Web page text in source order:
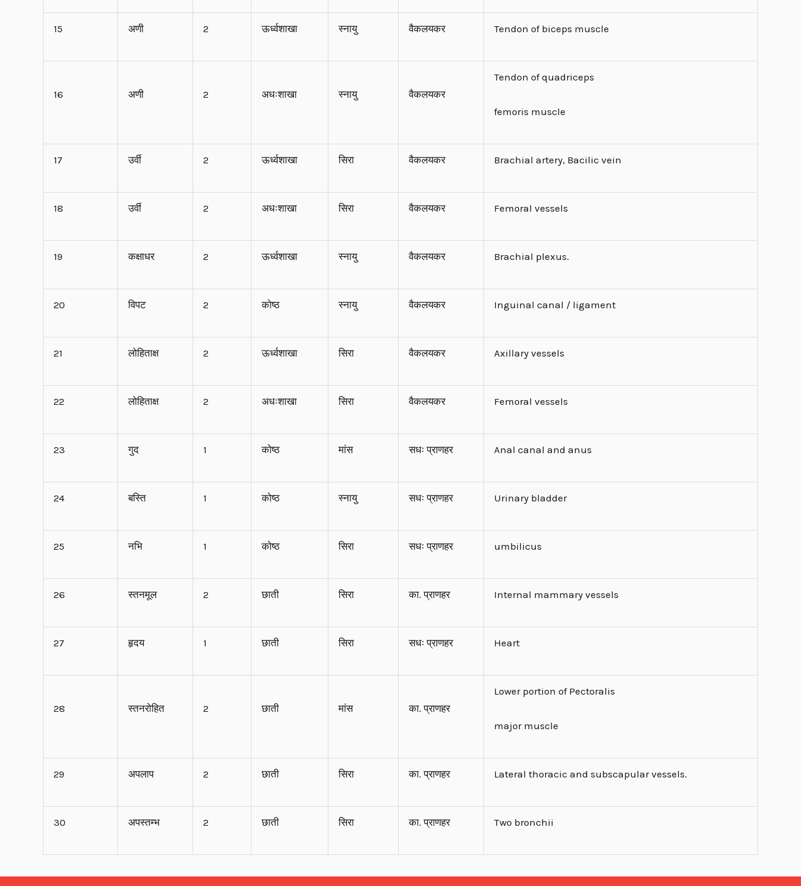
15 अणी 2 ऊर्ध्वशाखा स्नायु वैकलयकर Tendon of biceps muscle
16 अणी 2 अधःशाखा स्नायु वैकलयकर
Tendon of quadriceps
femoris muscle
17 उर्वी 2 ऊर्ध्वशाखा सिरा वैकलयकर Brachial artery, Bacilic vein
18 उर्वी 2 अधःशाखा सिरा वैकलयकर Femoral vessels
19 कक्षाधर 2 ऊर्ध्वशाखा स्नायु वैकलयकर Brachial plexus.
20 विपट 2 कोष्ठ स्नायु वैकलयकर Inguinal canal / ligament
21 लोहिताक्ष 2 ऊर्ध्वशाखा सिरा वैकलयकर Axillary vessels
22 लोहिताक्ष 2 अधःशाखा सिरा वैकलयकर Femoral vessels
23 गुद 1 कोष्ठ मांस सधः प्राणहर Anal canal and anus
24 बस्ति 1 कोष्ठ स्नायु सधः प्राणहर Urinary bladder
25 नभि 1 कोष्ठ सिरा सधः प्राणहर umbilicus
26 स्तनमूल 2 छाती सिरा का. प्राणहर Internal mammary vessels
27 हृदय 1 छाती सिरा सधः प्राणहर Heart
28 स्तनरोहित 2 छाती मांस का. प्राणहर
Lower portion of Pectoralis
major muscle
29 अपलाप 2 छाती सिरा का. प्राणहर Lateral thoracic and subscapular vessels.
30 अपस्तम्भ 2 छाती सिरा का. प्राणहर Two bronchii